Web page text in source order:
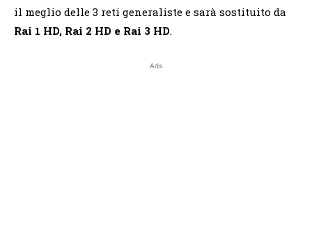
il meglio delle 3 reti generaliste e sarà sostituito da
Rai 1 HD, Rai 2 HD e Rai 3 HD.
Ads